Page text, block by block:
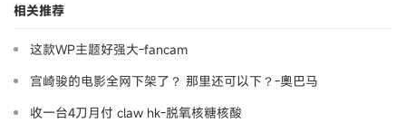
相关推荐
这款WP主题好强大-fancam
宫崎骏的电影全网下架了？ 那里还可以下？-奧巴马
收一台4刀月付 claw hk-脱氧核糖核酸